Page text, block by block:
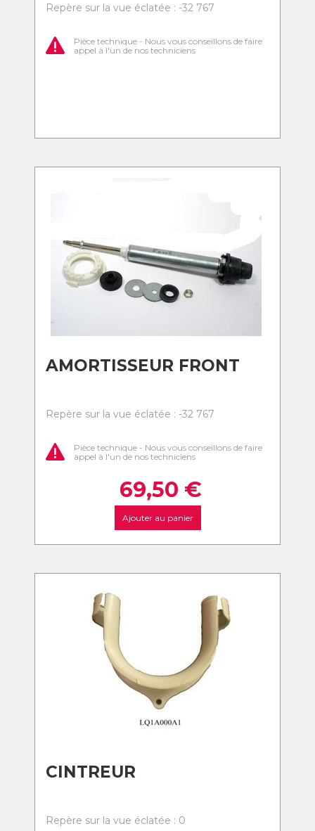
Repère sur la vue éclatée : -32 767
Pièce technique - Nous vous conseillons de faire
appel à l'un de nos techniciens
AMORTISSEUR FRONT
Repère sur la vue éclatée : -32 767
Pièce technique - Nous vous conseillons de faire
appel à l'un de nos techniciens
69,50 €
Ajouter au panier
CINTREUR
Repère sur la vue éclatée : 0